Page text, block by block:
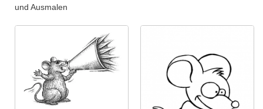
und Ausmalen